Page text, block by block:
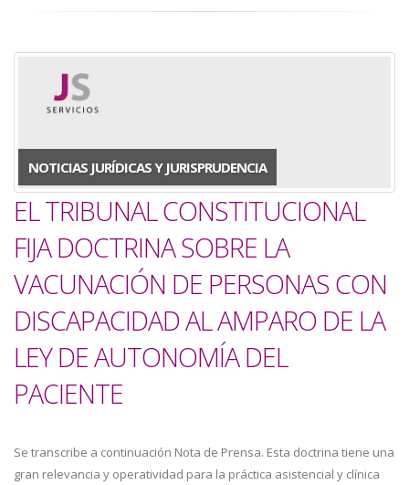
NOTICIAS JURÍDICAS Y JURISPRUDENCIA
EL TRIBUNAL CONSTITUCIONAL
FIJA DOCTRINA SOBRE LA
VACUNACIÓN DE PERSONAS CON
DISCAPACIDAD AL AMPARO DE LA
LEY DE AUTONOMÍA DEL
PACIENTE
Se transcribe a continuación Nota de Prensa. Esta doctrina tiene una
gran relevancia y operatividad para la práctica asistencial y clínica